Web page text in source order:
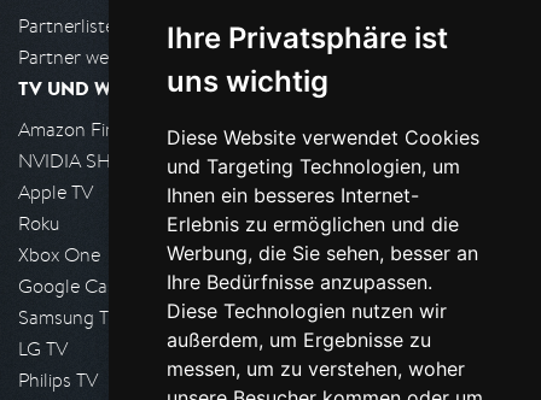
Ihre Privatsphäre ist
uns wichtig
Diese Website verwendet Cookies
und Targeting Technologien, um
Ihnen ein besseres Internet-
Erlebnis zu ermöglichen und die
Werbung, die Sie sehen, besser an
Ihre Bedürfnisse anzupassen.
Diese Technologien nutzen wir
außerdem, um Ergebnisse zu
messen, um zu verstehen, woher
Partnerliste
Partner werden
TV UND WOHNZIMMER
Amazon FireTV
NVIDIA SHIELD, Google TV
Apple TV
Roku
Xbox One
Google Cast
Samsung TV
LG TV
Philips TV